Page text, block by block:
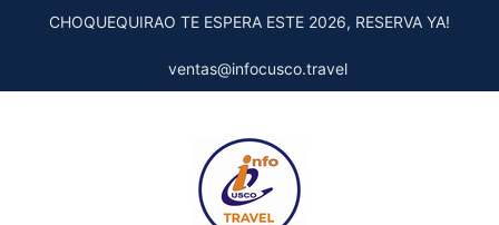
CHOQUEQUIRAO TE ESPERA ESTE 2026, RESERVA YA!
ventas@infocusco.travel